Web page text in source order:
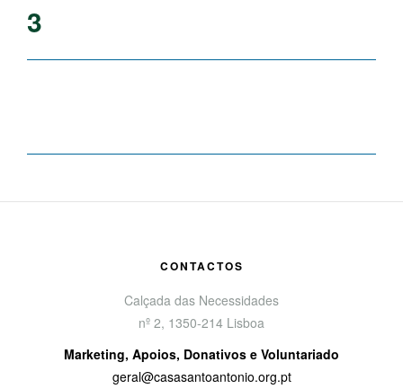
3
CONTACTOS
Calçada das Necessidades
nº 2, 1350-214 Lisboa
Marketing, Apoios, Donativos e Voluntariado
geral@casasantoantonio.org.pt